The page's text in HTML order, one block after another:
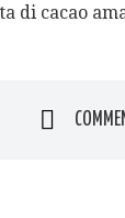
di cacao